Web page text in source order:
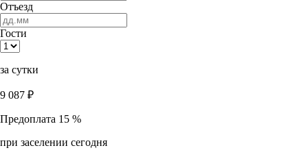
Отъезд
Гости
за сутки
9 087 ₽
Предоплата 15 %
при заселении сегодня